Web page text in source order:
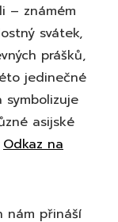
– známém
svátek,
prášků,
jedinečné
asijské
Odkaz na
nám přináší